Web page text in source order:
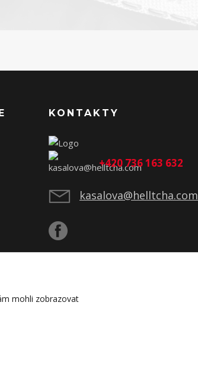
KONTAKTY
+420 736 163 632
kasalova@helltcha.com
mohli zobrazovat